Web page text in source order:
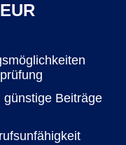
Beiträge